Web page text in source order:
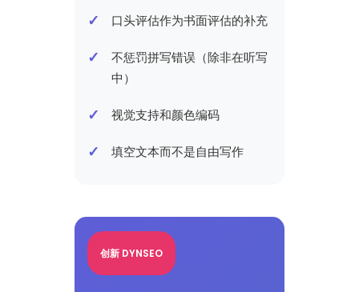
口头评估作为书面评估的补充
不惩罚拼写错误（除非在听写
中）
视觉支持和颜色编码
填空文本而不是自由写作
创新 DYNSEO